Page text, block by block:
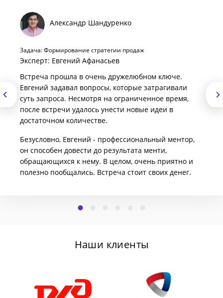
Александр Шандуренко
Задача: Формирование стратегии продаж
Эксперт: Евгений Афанасьев
Встреча прошла в очень дружелюбном ключе.
Евгений задавал вопросы, которые затрагивали
суть запроса. Несмотря на ограниченное время,
после встречи удалось унести новые идеи в
достаточном количестве.
Безусловно, Евгений - профессиональный ментор,
он способен довести до результата менти,
обращающихся к нему. В целом, очень приятно и
полезно пообщались. Встреча стоит своих денег.
Наши клиенты